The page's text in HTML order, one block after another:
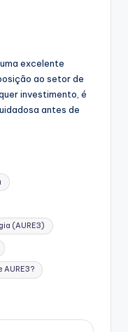
excelente
ao setor de
investimento, é
antes de
(AURE3)
AURE3?